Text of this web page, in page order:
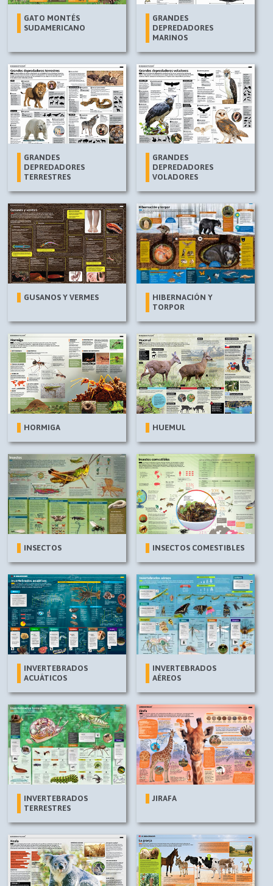
GATO MONTÉS
SUDAMERICANO
GRANDES
DEPREDADORES
MARINOS
GRANDES
DEPREDADORES
TERRESTRES
GRANDES
DEPREDADORES
VOLADORES
GUSANOS Y VERMES
HIBERNACIÓN Y
TORPOR
HORMIGA HUEMUL
INSECTOS INSECTOS COMESTIBLES
INVERTEBRADOS
ACUÁTICOS
INVERTEBRADOS
AÉREOS
INVERTEBRADOS
TERRESTRES
JIRAFA